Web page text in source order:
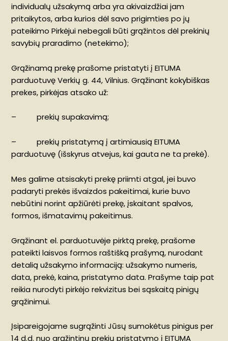
individualų užsakymą arba yra akivaizdžiai jam
pritaikytos, arba kurios dėl savo prigimties po jų
pateikimo Pirkėjui nebegali būti grąžintos dėl prekinių
savybių praradimo (netekimo);
Grąžinamą prekę prašome pristatyti į EITUMA
parduotuvę Verkių g. 44, Vilnius. Grąžinant kokybiškas
prekes, pirkėjas atsako už:
– prekių supakavimą;
– prekių pristatymą į artimiausią EITUMA
parduotuvę (išskyrus atvejus, kai gauta ne ta prekė).
Mes galime atsisakyti prekę priimti atgal, jei buvo
padaryti prekės išvaizdos pakeitimai, kurie buvo
nebūtini norint apžiūrėti prekę, įskaitant spalvos,
formos, išmatavimų pakeitimus.
Grąžinant el. parduotuvėje pirktą prekę, prašome
pateikti laisvos formos raštišką prašymą, nurodant
detalią užsakymo informaciją: užsakymo numeris,
data, prekė, kaina, pristatymo data. Prašyme taip pat
reikia nurodyti pirkėjo rekvizitus bei sąskaitą pinigų
grąžinimui.
Įsipareigojame sugrąžinti Jūsų sumokėtus pinigus per
14 d.d. nuo grąžintinų prekių pristatymo į EITUMA